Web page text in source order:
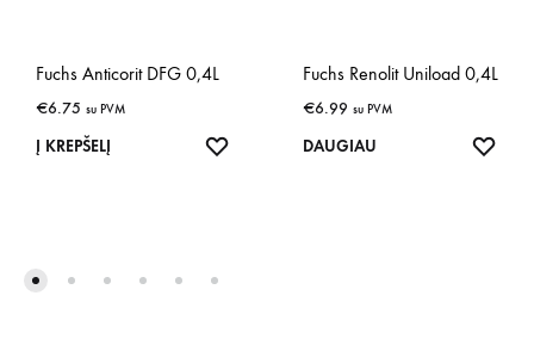
Fuchs Anticorit DFG 0,4L
€6.75 su PVM
Į KREPŠELĮ IŠSAUGOTI
Fuchs Renolit Uniload 0,4L
€6.99 su PVM
DAUGIAU